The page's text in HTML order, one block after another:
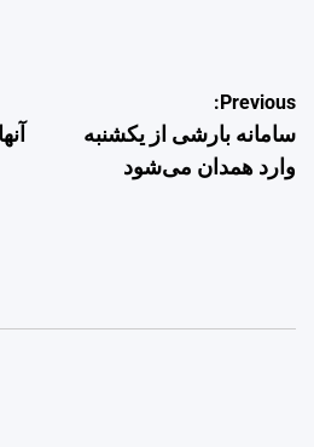
راهبری
نوشته
Previous:
سامانه بارشی از یکشنبه
وارد همدان می‌شود